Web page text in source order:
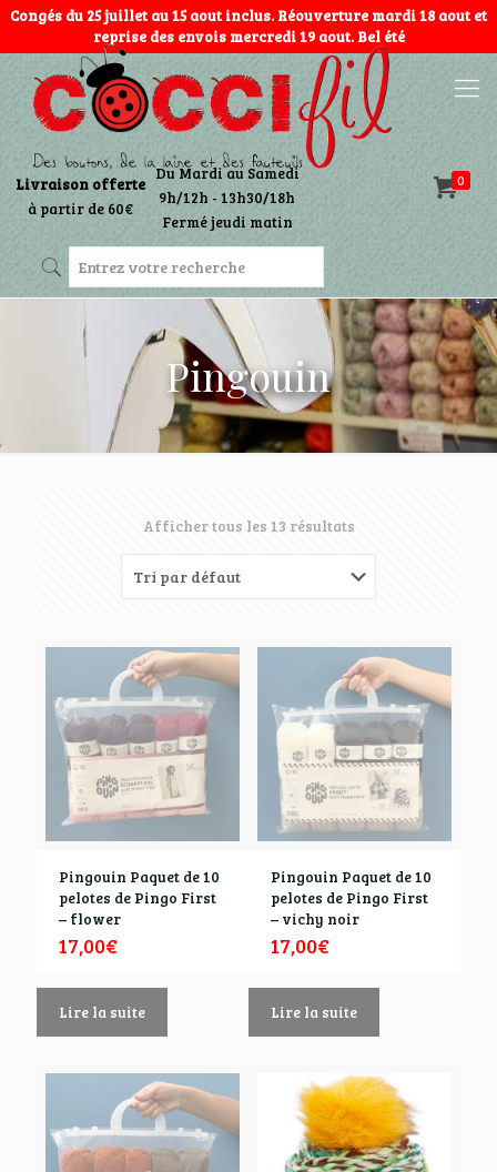
Congés du 25 juillet au 15 aout inclus. Réouverture mardi 18 aout et
reprise des envois mercredi 19 aout. Bel été
0
Livraison offerte
à partir de 60€
Du Mardi au Samedi
9h/12h - 13h30/18h
Fermé jeudi matin
Pingouin
Afficher tous les 13 résultats
Pingouin Paquet de 10
pelotes de Pingo First
– flower
17,00€
Lire la suite
Pingouin Paquet de 10
pelotes de Pingo First
– vichy noir
17,00€
Lire la suite